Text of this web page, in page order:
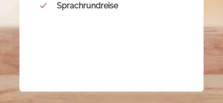
Sprachrundreise